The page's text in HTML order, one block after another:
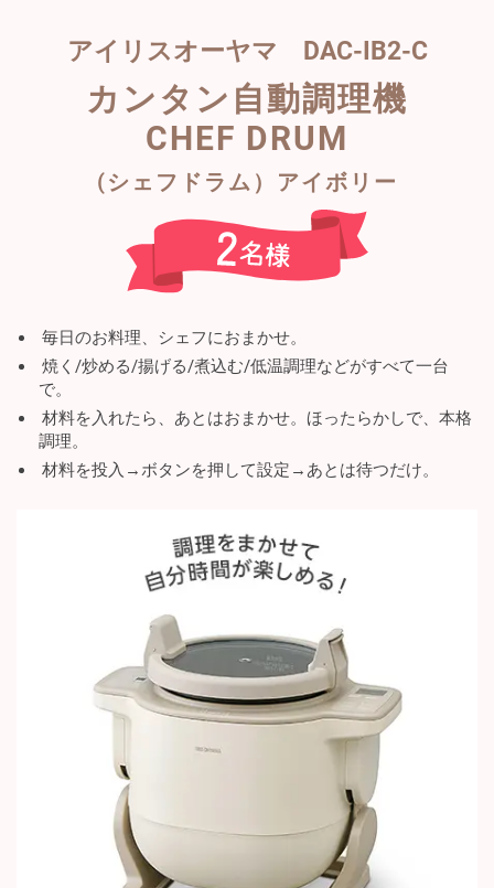
アイリスオーヤマ DAC-IB2-C
カンタン自動調理機
CHEF DRUM
(シェフドラム）アイボリー
毎日のお料理、シェフにおまかせ。
焼く/炒める/揚げる/煮込む/低温調理などがすべて一台
で。
材料を入れたら、あとはおまかせ。ほったらかしで、本格
調理。
材料を投入→ボタンを押して設定→あとは待つだけ。